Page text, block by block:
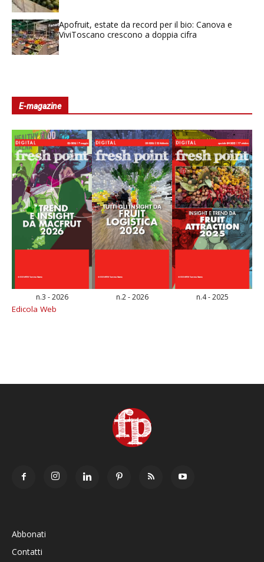
Apofruit, estate da record per il bio: Canova e
ViviToscano crescono a doppia cifra
E-magazine
n.3 - 2026 n.2 - 2026 n.4 - 2025
Edicola Web
Abbonati
Contatti